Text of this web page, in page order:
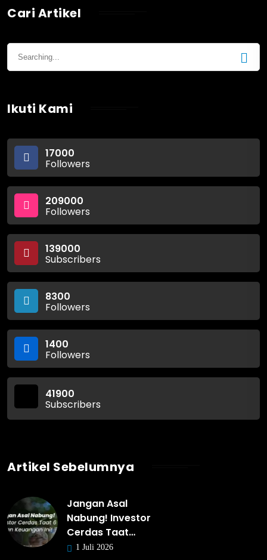
Cari Artikel
Ikuti Kami
17000
Followers
209000
Followers
139000
Subscribers
8300
Followers
1400
Followers
41900
Subscribers
Artikel Sebelumnya
Jangan Asal
Nabung! Investor
Cerdas Taat…
1 Juli 2026